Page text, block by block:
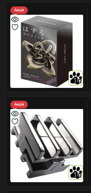
Акція
10
Акція
10